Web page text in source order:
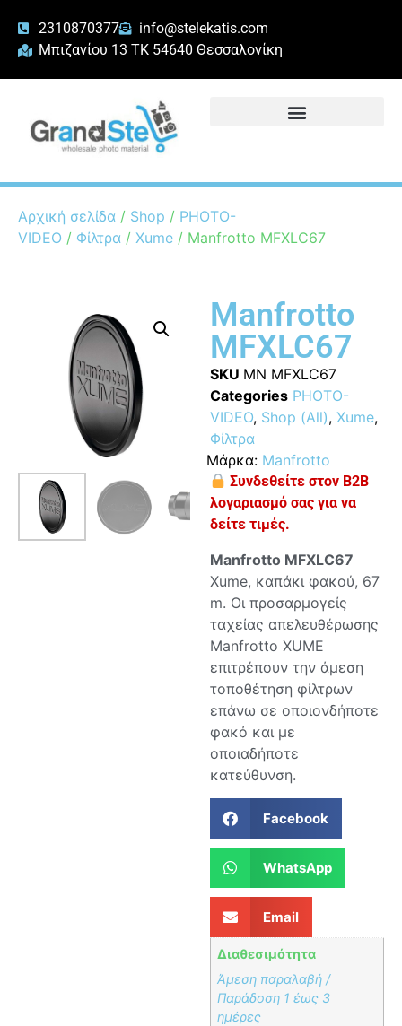
2310870377
info@stelekatis.com
Μπιζανίου 13 ΤΚ 54640 Θεσσαλονίκη
Αρχική σελίδα / Shop / PHOTO-
VIDEO / Φίλτρα / Xume / Manfrotto MFXLC67
Manfrotto
MFXLC67
SKU MN MFXLC67
Categories PHOTO-
VIDEO, Shop (All), Xume,
Φίλτρα
Μάρκα: Manfrotto
Συνδεθείτε στον B2B
λογαριασμό σας για να
δείτε τιμές.
Manfrotto MFXLC67
Xume, καπάκι φακού, 67
m. Οι προσαρμογείς
ταχείας απελευθέρωσης
Manfrotto XUME
επιτρέπουν την άμεση
τοποθέτηση φίλτρων
επάνω σε οποιονδήποτε
φακό και με
οποιαδήποτε
κατεύθυνση.
Facebook
WhatsApp
Email
Διαθεσιμότητα
Άμεση παραλαβή /
Παράδoση 1 έως 3
ημέρες